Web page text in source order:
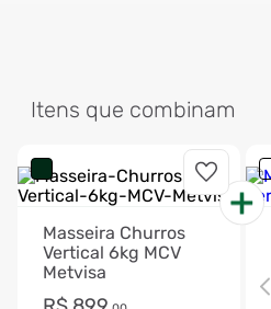
Itens que combinam
Masseira Churros
Vertical 6kg MCV
Metvisa